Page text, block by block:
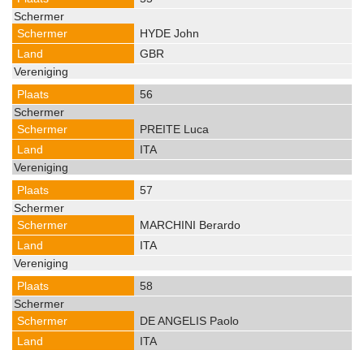
HYDE John
GBR
56
PREITE Luca
ITA
57
MARCHINI Berardo
ITA
58
DE ANGELIS Paolo
ITA